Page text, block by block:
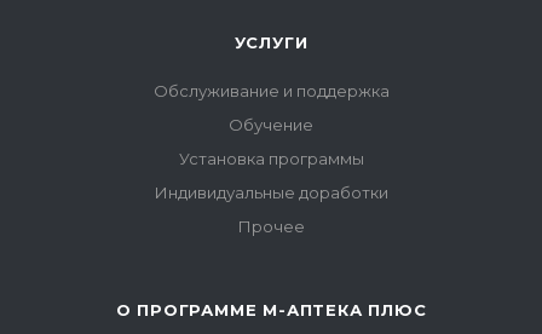
УСЛУГИ
Обслуживание и поддержка
Обучение
Установка программы
Индивидуальные доработки
Прочее
О ПРОГРАММЕ М-АПТЕКА ПЛЮС